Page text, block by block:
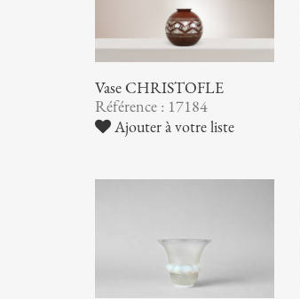
Vase CHRISTOFLE
Référence : 17184
Ajouter à votre liste